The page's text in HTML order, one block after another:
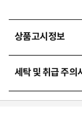
상품고시정보
세탁 및 취급 주의